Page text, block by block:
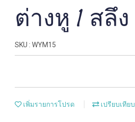
ต่างหู 1 สลึง
SKU : WYM15
เพิ่มรายการโปรด เปรียบเทียบ